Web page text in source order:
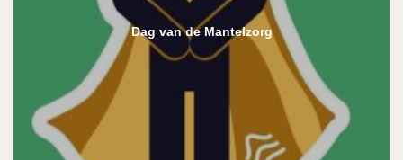
Dag van de Mantelzorg